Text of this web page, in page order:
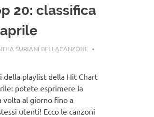
20: classifica
SURIANI BELLACANZONE
della playlist della Hit Chart
potete esprimere la
volta al giorno fino a
utenti! Ecco le canzoni